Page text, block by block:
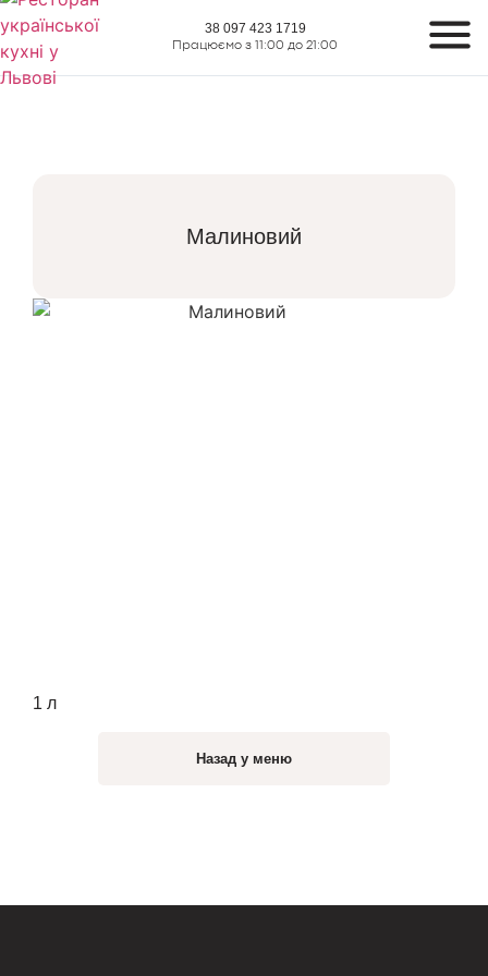
38 097 423 1719
Працюємо з 11:00 до 21:00
Малиновий
1 л
Назад у меню